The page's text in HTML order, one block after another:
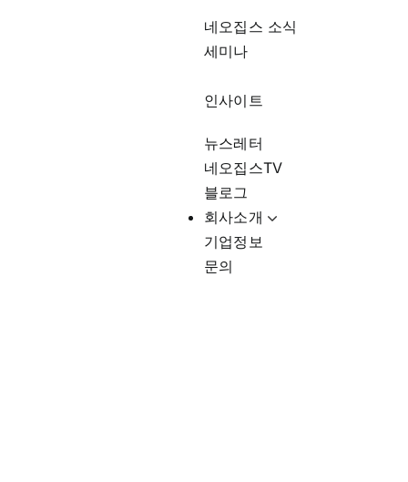
네오집스 소식
세미나
인사이트
뉴스레터
네오집스TV
블로그
회사소개
기업정보
문의